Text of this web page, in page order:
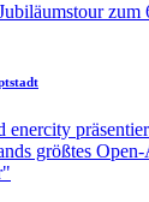
zum
größtes